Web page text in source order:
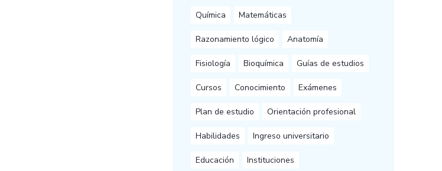
Química Matemáticas
Razonamiento lógico Anatomía
Fisiología Bioquímica Guías de estudios
Cursos Conocimiento Exámenes
Plan de estudio Orientación profesional
Habilidades Ingreso universitario
Educación Instituciones